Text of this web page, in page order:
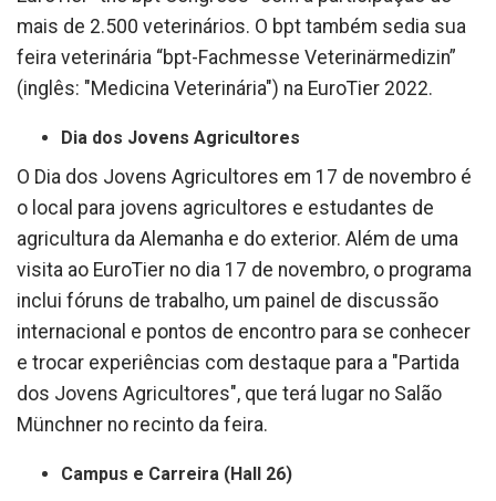
mais de 2.500 veterinários. O bpt também sedia sua
feira veterinária “bpt-Fachmesse Veterinärmedizin”
(inglês: "Medicina Veterinária") na EuroTier 2022.
Dia dos Jovens Agricultores
O Dia dos Jovens Agricultores em 17 de novembro é
o local para jovens agricultores e estudantes de
agricultura da Alemanha e do exterior. Além de uma
visita ao EuroTier no dia 17 de novembro, o programa
inclui fóruns de trabalho, um painel de discussão
internacional e pontos de encontro para se conhecer
e trocar experiências com destaque para a "Partida
dos Jovens Agricultores", que terá lugar no Salão
Münchner no recinto da feira.
Campus e Carreira (Hall 26)